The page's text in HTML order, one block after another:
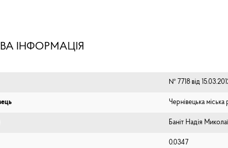
ІНФОРМАЦІЯ
№ 7718 від
Чернівецька
Баніт Надія
0.0347